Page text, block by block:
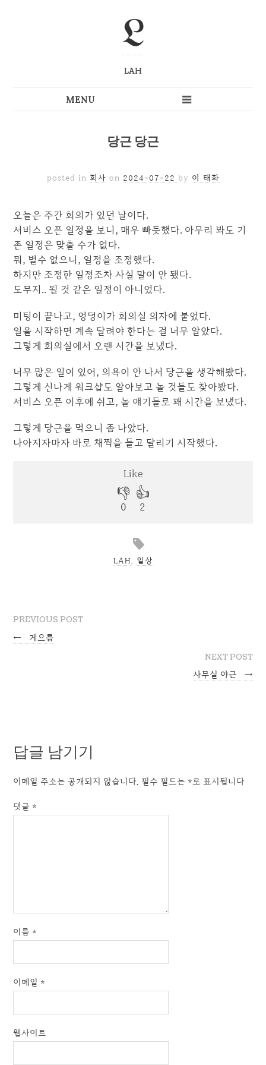
L
LAH
당근 당근
posted in 회사 on 2024-07-22 by 이 태화
오늘은 주간 회의가 있던 날이다.
서비스 오픈 일정을 보니, 매우 빠듯했다. 아무리 봐도 기
존 일정은 맞출 수가 없다.
뭐, 별수 없으니, 일정을 조정했다.
하지만 조정한 일정조차 사실 말이 안 됐다.
도무지.. 될 것 같은 일정이 아니었다.
미팅이 끝나고, 엉덩이가 회의실 의자에 붙었다.
일을 시작하면 계속 달려야 한다는 걸 너무 알았다.
그렇게 회의실에서 오랜 시간을 보냈다.
너무 많은 일이 있어, 의욕이 안 나서 당근을 생각해봤다.
그렇게 신나게 워크샵도 알아보고 놀 것들도 찾아봤다.
서비스 오픈 이후에 쉬고, 놀 얘기들로 꽤 시간을 보냈다.
그렇게 당근을 먹으니 좀 나았다.
나아지자마자 바로 채찍을 들고 달리기 시작했다.
LAH 일상
PREVIOUS POST
← 게으름
NEXT POST
사무실 야근 →
답글 남기기
이메일 주소는 공개되지 않습니다. 필수 필드는 *로 표시됩니다
댓글 *
이름 *
이메일 *
웹사이트